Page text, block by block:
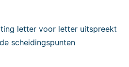
letter voor letter uitspreekt
scheidingspunten